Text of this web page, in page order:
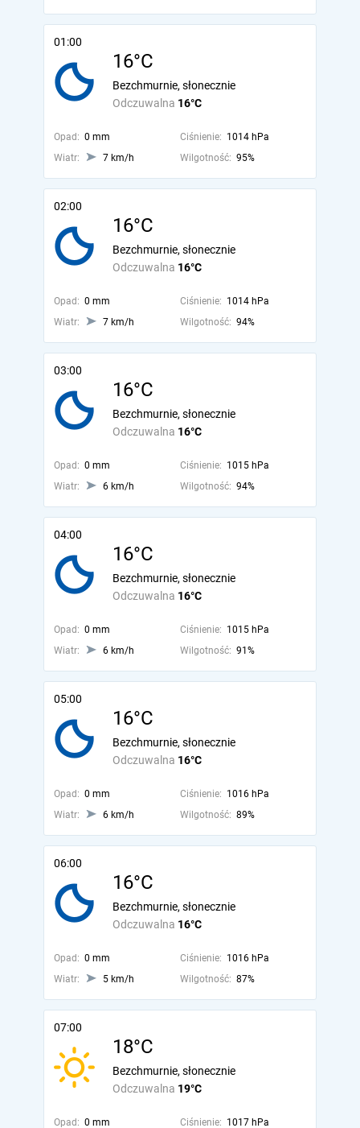
01:00
16°C
Odczuwalna 16°C
Bezchmurnie, słonecznie
Opad: 0 mm Ciśnienie: 1014 hPa
Wiatr:
7 km/h Wilgotność: 95%
02:00
16°C
Odczuwalna 16°C
Bezchmurnie, słonecznie
Opad: 0 mm Ciśnienie: 1014 hPa
Wiatr:
7 km/h Wilgotność: 94%
03:00
16°C
Odczuwalna 16°C
Bezchmurnie, słonecznie
Opad: 0 mm Ciśnienie: 1015 hPa
Wiatr:
6 km/h Wilgotność: 94%
04:00
16°C
Odczuwalna 16°C
Bezchmurnie, słonecznie
Opad: 0 mm Ciśnienie: 1015 hPa
Wiatr:
6 km/h Wilgotność: 91%
05:00
16°C
Odczuwalna 16°C
Bezchmurnie, słonecznie
Opad: 0 mm Ciśnienie: 1016 hPa
Wiatr:
6 km/h Wilgotność: 89%
06:00
16°C
Odczuwalna 16°C
Bezchmurnie, słonecznie
Opad: 0 mm Ciśnienie: 1016 hPa
Wiatr:
5 km/h Wilgotność: 87%
07:00
18°C
Odczuwalna 19°C
Bezchmurnie, słonecznie
Opad: 0 mm Ciśnienie: 1017 hPa